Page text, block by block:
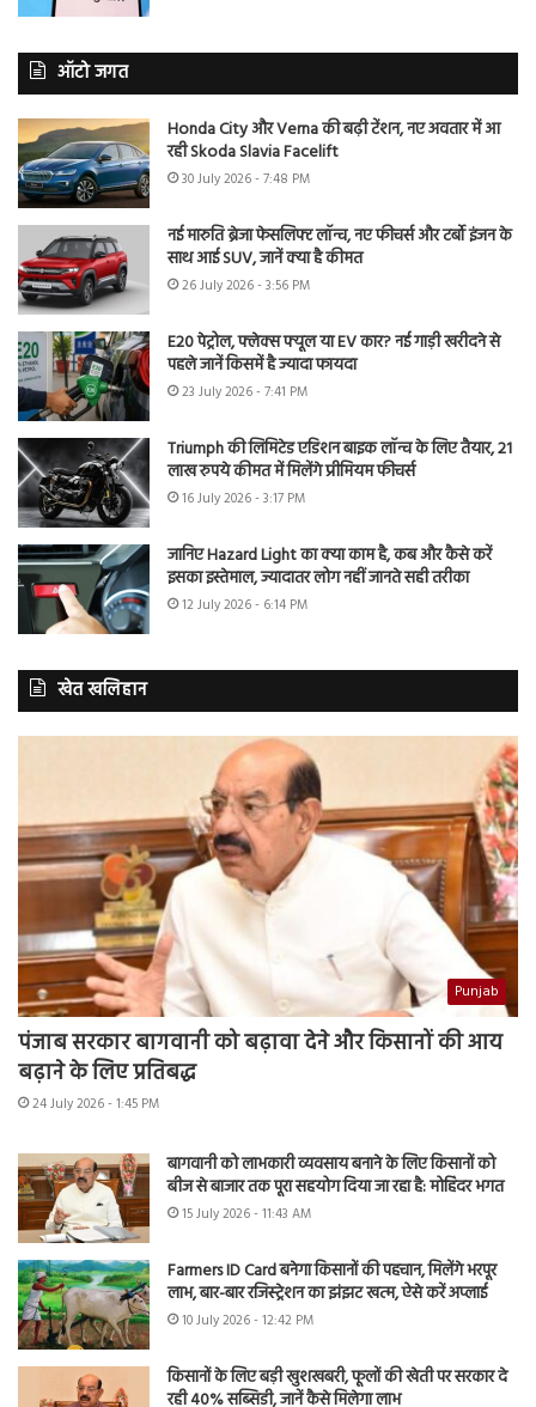
ऑटो जगत
Honda City और Verna की बढ़ी टेंशन, नए अवतार में आ
रही Skoda Slavia Facelift
30 July 2026 - 7:48 PM
नई मारुति ब्रेजा फेसलिफ्ट लॉन्च, नए फीचर्स और टर्बो इंजन के
साथ आई SUV, जानें क्या है कीमत
26 July 2026 - 3:56 PM
E20 पेट्रोल, फ्लेक्स फ्यूल या EV कार? नई गाड़ी खरीदने से
पहले जानें किसमें है ज्यादा फायदा
23 July 2026 - 7:41 PM
Triumph की लिमिटेड एडिशन बाइक लॉन्च के लिए तैयार, 21
लाख रुपये कीमत में मिलेंगे प्रीमियम फीचर्स
16 July 2026 - 3:17 PM
जानिए Hazard Light का क्या काम है, कब और कैसे करें
इसका इस्तेमाल, ज्यादातर लोग नहीं जानते सही तरीका
12 July 2026 - 6:14 PM
खेत खलिहान
Punjab
पंजाब सरकार बागवानी को बढ़ावा देने और किसानों की आय
बढ़ाने के लिए प्रतिबद्ध
24 July 2026 - 1:45 PM
बागवानी को लाभकारी व्यवसाय बनाने के लिए किसानों को
बीज से बाजार तक पूरा सहयोग दिया जा रहा है: मोहिंदर भगत
15 July 2026 - 11:43 AM
Farmers ID Card बनेगा किसानों की पहचान, मिलेंगे भरपूर
लाभ, बार-बार रजिस्ट्रेशन का झंझट खत्म, ऐसे करें अप्लाई
10 July 2026 - 12:42 PM
किसानों के लिए बड़ी खुशखबरी, फूलों की खेती पर सरकार दे
रही 40% सब्सिडी, जानें कैसे मिलेगा लाभ